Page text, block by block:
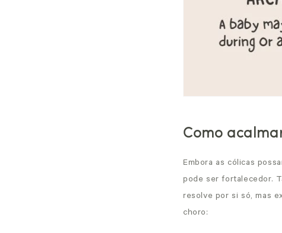
Como
Embora as cólicas
pode ser fortalecedor.
resolve por si só, mas
choro: